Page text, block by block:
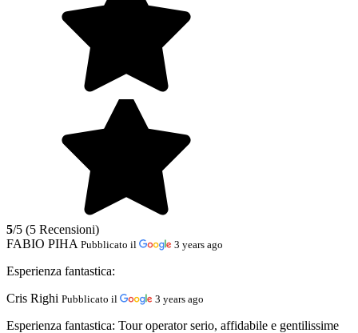
5/5 (5 Recensioni)
FABIO PIHA Pubblicato il 3 years ago
Esperienza fantastica:
Cris Righi Pubblicato il 3 years ago
Esperienza fantastica: Tour operator serio, affidabile e gentilissime